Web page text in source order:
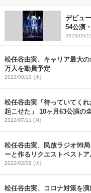
デビュ
54公演
アリー
2023/05/
松任谷由実、キャリア最大
万人を動員予定
2022/08/10 (水)
松任谷由実「待っていてく
起こせた」 10ヶ月63
2022/07/11 (月)
松任谷由実、民放ラジオ99
ーと作るリクエストベスト
2022/02/08 (火)
松任谷由実、コロナ対策を